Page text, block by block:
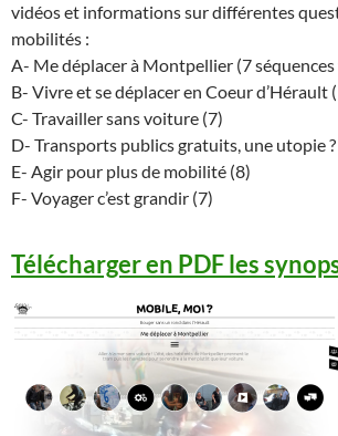
vidéos et informations sur différentes
mobilités :
A- Me déplacer à Montpellier (7 séquences
B- Vivre et se déplacer en Coeur d’Hérault
C- Travailler sans voiture (7)
D- Transports publics gratuits, une utopie ?
E- Agir pour plus de mobilité (8)
F- Voyager c’est grandir (7)
Télécharger en PDF les